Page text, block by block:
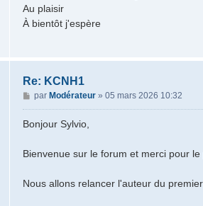
g
e
Au plaisir
À bientôt j'espère
Re: KCNH1
M
e
s
g
par Modérateur» 05 mars 2026 10:32
Bonjour Sylvio,
Bienvenue sur le forum et merci pour
Nous allons relancer l'auteur du